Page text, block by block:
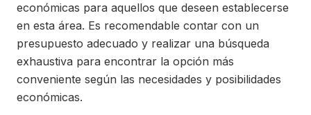
económicas para aquellos que deseen establecerse
en esta área. Es recomendable contar con un
presupuesto adecuado y realizar una búsqueda
exhaustiva para encontrar la opción más
conveniente según las necesidades y posibilidades
económicas.